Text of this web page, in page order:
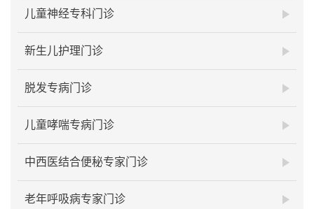
儿童神经专科门诊
新生儿护理门诊
脱发专病门诊
儿童哮喘专病门诊
中西医结合便秘专家门诊
老年呼吸病专家门诊